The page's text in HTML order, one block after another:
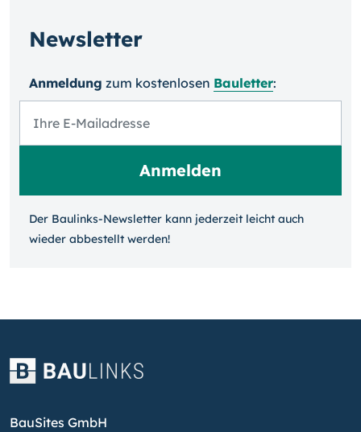
Newsletter
Anmeldung zum kosten­losen Bauletter:
Der Baulinks-Newsletter kann jeder­zeit leicht auch
wieder ab­bestellt werden!
BauSites GmbH